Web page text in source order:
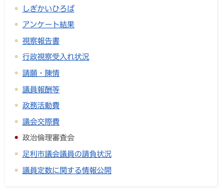
しぎかいひろば
アンケート結果
視察報告書
行政視察受入れ状況
請願・陳情
議員報酬等
政務活動費
議会交際費
政治倫理審査会
足利市議会議員の請負状況
議員定数に関する情報公開